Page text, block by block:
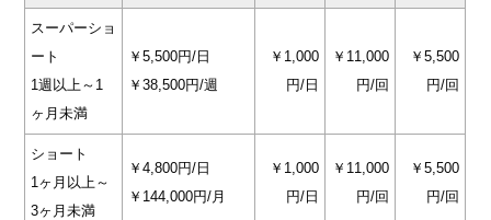
スーパーショ
ート
1週以上～1
ヶ月未満
￥5,500円/日
￥38,500円/週
￥1,000
円/日
￥11,000
円/回
￥5,500
円/回
ショート
1ヶ月以上～
3ヶ月未満
￥4,800円/日
￥144,000円/月
￥1,000
円/日
￥11,000
円/回
￥5,500
円/回